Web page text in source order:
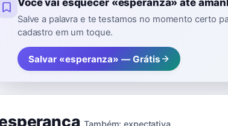
Você vai esquecer «esperanza» até
Salve a palavra e te testamos no momento certo
cadastro em um toque.
Salvar «esperanza» — Grátis
Também: expectativa